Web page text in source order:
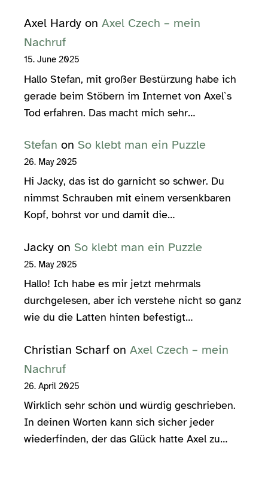
Axel Hardy on Axel Czech – mein
Nachruf
15. June 2025
Hallo Stefan, mit großer Bestürzung habe ich
gerade beim Stöbern im Internet von Axel`s
Tod erfahren. Das macht mich sehr…
Stefan on So klebt man ein Puzzle
26. May 2025
Hi Jacky, das ist do garnicht so schwer. Du
nimmst Schrauben mit einem versenkbaren
Kopf, bohrst vor und damit die…
Jacky on So klebt man ein Puzzle
25. May 2025
Hallo! Ich habe es mir jetzt mehrmals
durchgelesen, aber ich verstehe nicht so ganz
wie du die Latten hinten befestigt…
Christian Scharf on Axel Czech – mein
Nachruf
26. April 2025
Wirklich sehr schön und würdig geschrieben.
In deinen Worten kann sich sicher jeder
wiederfinden, der das Glück hatte Axel zu…